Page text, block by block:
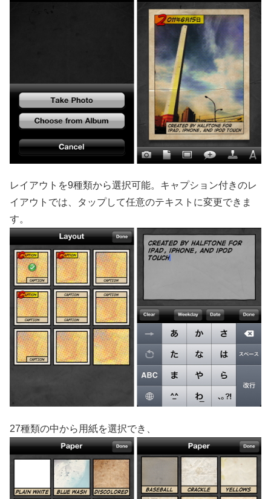
レイアウトを9種類から選択可能。キャプション付きのレ
イアウトでは、タップして任意のテキストに変更できま
す。
27種類の中から用紙を選択でき、